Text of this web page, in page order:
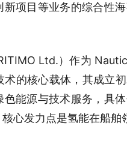
项目等业务的综合性
Ltd.）作为
术的核心载体，其成立
能源与技术服务，具
心发力点是氢能在船舶